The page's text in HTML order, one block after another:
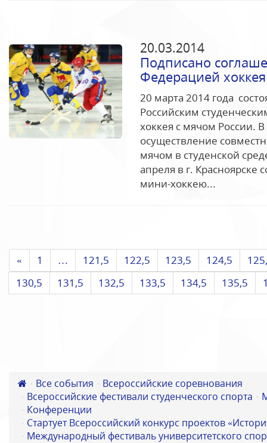
20.03.2014
Подписано
Федерацией
20 марта 2014 года
Российским
хоккея с мячом России.
осуществление
мячом в студенской
апреля в г.
мини-хоккею...
« 1 … 121,5 122,5 123,5 124,5
130,5
131,5 132,5 133,5 134,5 135,5
Все события
Всероссийские соревнования
Всероссийские фестивали студенческого спорта
Конференции
Стартует Всероссийский конкурс проектов
Международный фестиваль университетского